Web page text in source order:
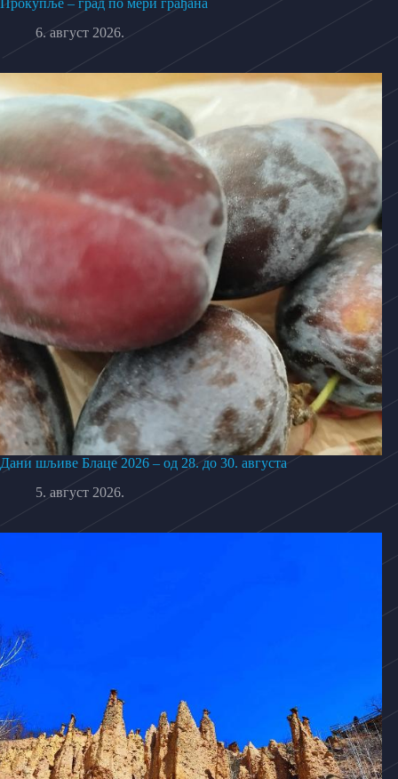
Прокупље – град по мери грађана
6. август 2026.
Дани шљиве Блаце 2026 – од 28. до 30. августа
5. август 2026.